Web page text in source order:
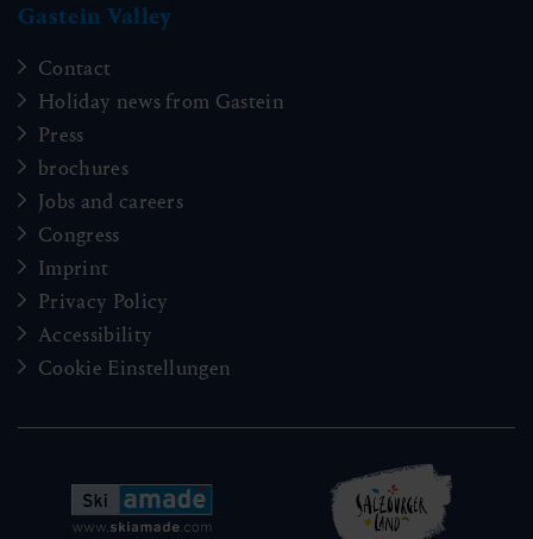
Gastein Valley
Contact
Holiday news from Gastein
Press
brochures
Jobs and careers
Congress
Imprint
Privacy Policy
Accessibility
Cookie Einstellungen